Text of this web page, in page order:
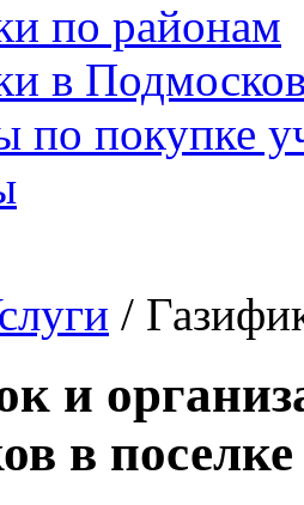
по районам
в
по покупке
/
и
в